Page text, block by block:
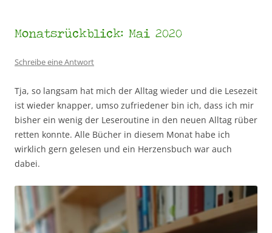
Monatsrückblick: Mai 2020
Schreibe eine Antwort
Tja, so langsam hat mich der Alltag wieder und die Lesezeit
ist wieder knapper, umso zufriedener bin ich, dass ich mir
bisher ein wenig der Leseroutine in den neuen Alltag rüber
retten konnte. Alle Bücher in diesem Monat habe ich
wirklich gern gelesen und ein Herzensbuch war auch
dabei.